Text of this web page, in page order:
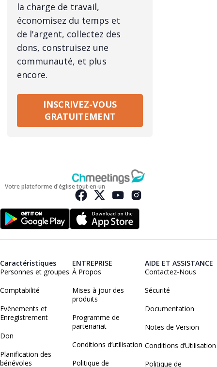
la charge de travail,
économisez du temps et
de l'argent, collectez des
dons, construisez une
communauté, et plus
encore.
INSCRIVEZ-VOUS
GRATUITEMENT
Votre plateforme d'église tout-en-un
Caractéristiques
Personnes et groupes
Comptabilité
Evènements et
Enregistrement
Don
Planification des
bénévoles
ENTREPRISE
À Propos
Mises à jour des
produits
Programme de
partenariat
Conditions d’utilisation
Politique de
AIDE ET ASSISTANCE
Contactez-Nous
Sécurité
Documentation
Notes de Version
Conditions d’Utilisation
Politique de